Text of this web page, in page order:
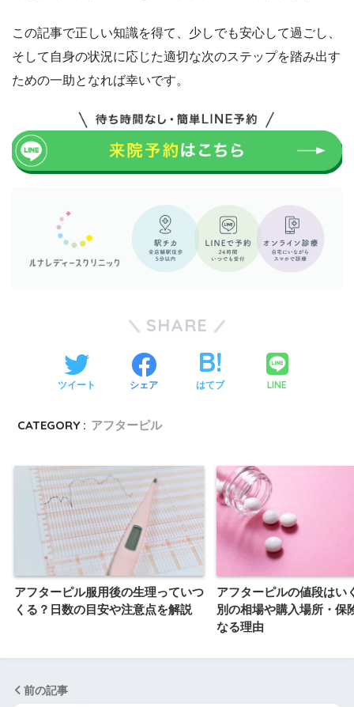
この記事で正しい知識を得て、少しでも安心して過ごし、
そして自身の状況に応じた適切な次のステップを踏み出す
ための一助となれば幸いです。
SHARE
ツイート シェア はてブ LINE
CATEGORY : アフターピル
アフターピル服用後の生理っていつ
くる？日数の目安や注意点を解説
アフターピルの値段はい
別の相場や購入場所・保
なる理由
前の記事